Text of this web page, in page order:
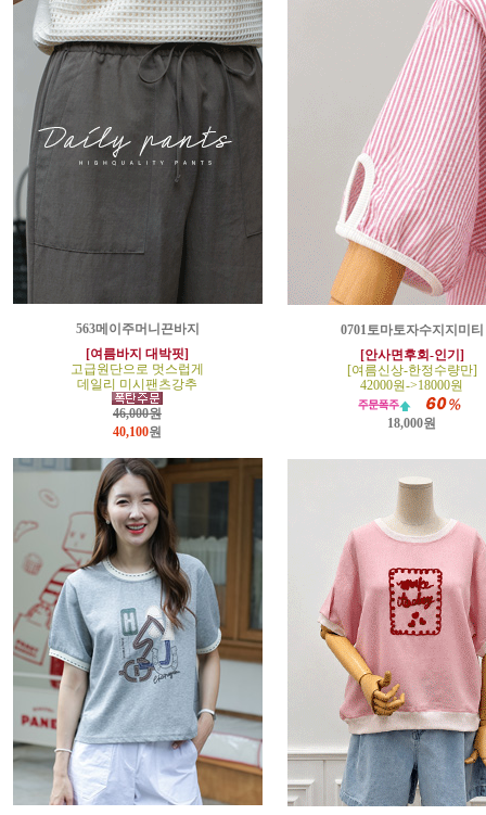
563메이주머니끈바지
[여름바지 대박핏]
고급원단으로 멋스럽게
데일리 미시팬츠강추
46,000원
40,100원
0701토마토자수지지미티
[안사면후회-인기]
[여름신상-한정수량만]
42000원->18000원
18,000원